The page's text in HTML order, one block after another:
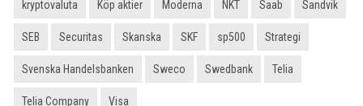
kryptovaluta Köp aktier Moderna NKT Saab Sandvik
SEB Securitas Skanska SKF sp500 Strategi
Svenska Handelsbanken Sweco Swedbank Telia
Telia Company Visa